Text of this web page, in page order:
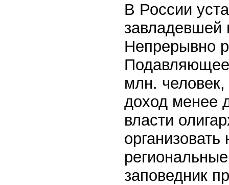
В России
завладевшей
Непрерывно
млн.
доход менее
власти
заповедник